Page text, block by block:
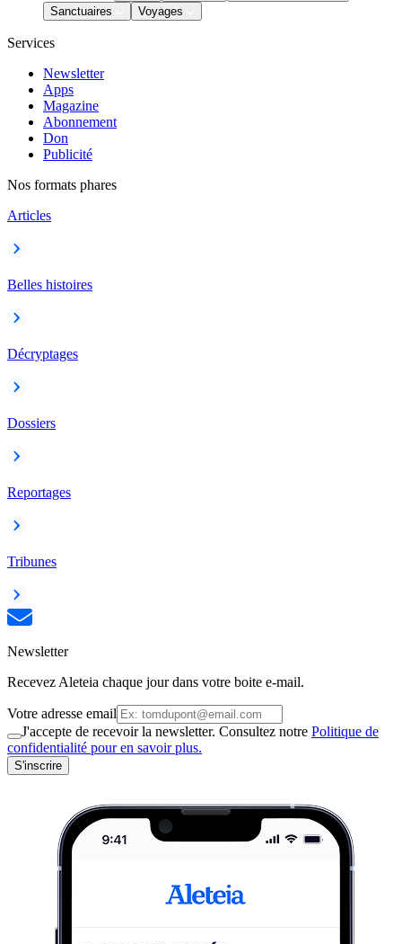
Sanctuaires
Voyages
Services
Newsletter
Apps
Magazine
Abonnement
Don
Publicité
Nos formats phares
Articles
Belles histoires
Décryptages
Dossiers
Reportages
Tribunes
Newsletter
Recevez Aleteia chaque jour dans votre boite e-mail.
Votre adresse email
J'accepte de recevoir la newsletter. Consultez notre Politique de
confidentialité pour en savoir plus.
S'inscrire